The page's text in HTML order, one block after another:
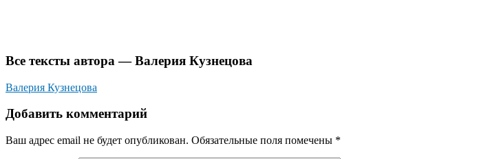
Все тексты автора — Валерия Кузнецова
Валерия Кузнецова
Добавить комментарий
Ваш адрес email не будет опубликован. Обязательные поля помечены *